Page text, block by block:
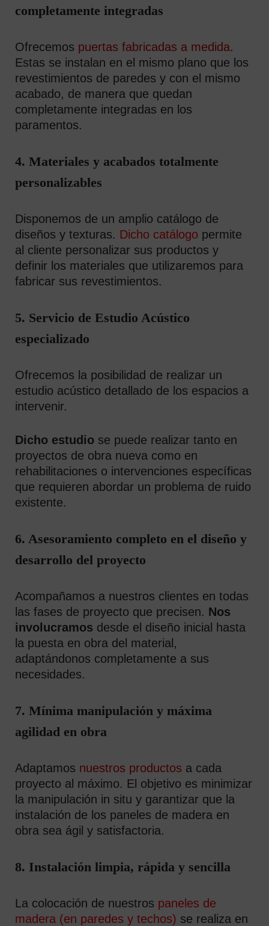
completamente integradas
Ofrecemos puertas fabricadas a medida.
Estas se instalan en el mismo plano que los
revestimientos de paredes y con el mismo
acabado, de manera que quedan
completamente integradas en los
paramentos.
4. Materiales y acabados totalmente
personalizables
Disponemos de un amplio catálogo de
diseños y texturas. Dicho catálogo permite
al cliente personalizar sus productos y
definir los materiales que utilizaremos para
fabricar sus revestimientos.
5. Servicio de Estudio Acústico
especializado
Ofrecemos la posibilidad de realizar un
estudio acústico detallado de los espacios a
intervenir.
Dicho estudio se puede realizar tanto en
proyectos de obra nueva como en
rehabilitaciones o intervenciones específicas
que requieren abordar un problema de ruido
existente.
6. Asesoramiento completo en el diseño y
desarrollo del proyecto
Acompañamos a nuestros clientes en todas
las fases de proyecto que precisen. Nos
involucramos desde el diseño inicial hasta
la puesta en obra del material,
adaptándonos completamente a sus
necesidades.
7. Mínima manipulación y máxima
agilidad en obra
Adaptamos nuestros productos a cada
proyecto al máximo. El objetivo es minimizar
la manipulación in situ y garantizar que la
instalación de los paneles de madera en
obra sea ágil y satisfactoria.
8. Instalación limpia, rápida y sencilla
La colocación de nuestros paneles de
madera (en paredes y techos) se realiza en